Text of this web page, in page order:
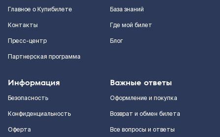
Главное о Купибилете
Контакты
Пресс-центр
Партнерская программа
База знаний
Где мой билет
Блог
Информация
Безопасность
Конфиденциальность
Оферта
Важные ответы
Оформление и покупка
Возврат и обмен билета
Все вопросы и ответы